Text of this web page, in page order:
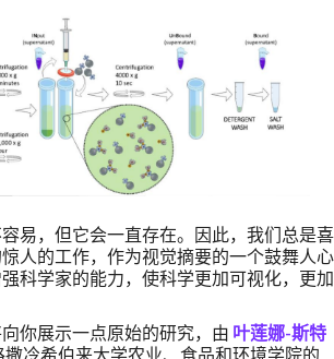
易，但它会一直存在。因此，我们总是喜
人的工作，作为视觉摘要的一个鼓舞人心
科学家的能力，使科学更加可视化，更加
你展示一点原始的研究，由 叶莲娜-斯特
冷希伯来大学农业、食品和环境学院的